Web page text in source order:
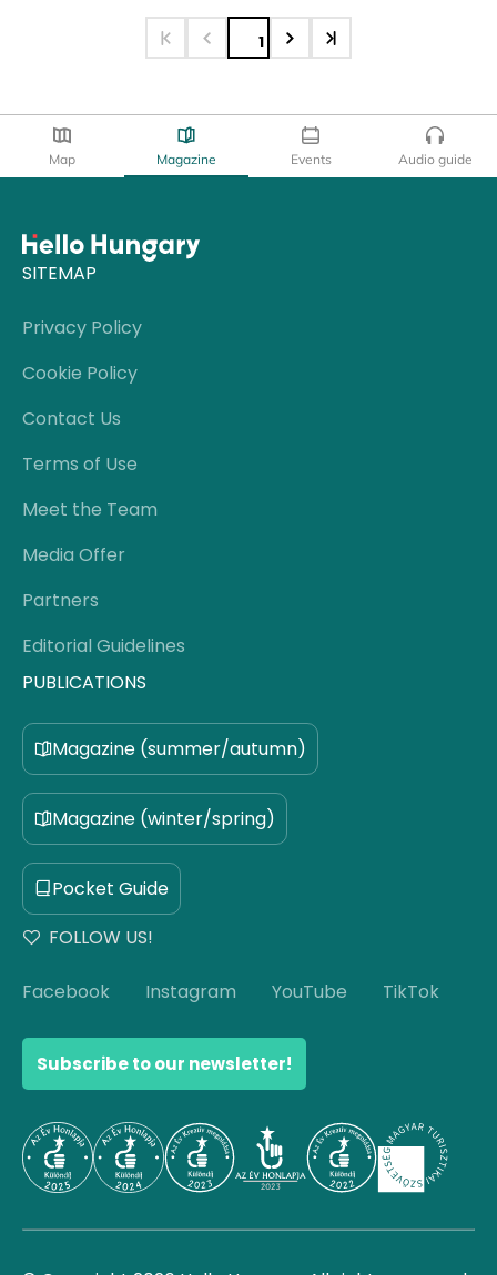
1
Map Magazine Events Audio guide
SITEMAP
Privacy Policy
Cookie Policy
Contact Us
Terms of Use
Meet the Team
Media Offer
Partners
Editorial Guidelines
PUBLICATIONS
Magazine (summer/autumn)
Magazine (winter/spring)
Pocket Guide
FOLLOW US!
Facebook Instagram YouTube TikTok
Subscribe to our newsletter!